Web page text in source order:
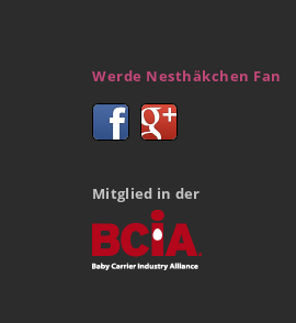
Werde Nesthäkchen Fan
Mitglied in der